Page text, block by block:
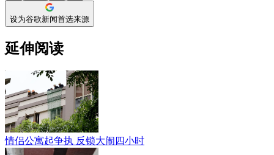
设为谷歌新闻首选来源
延伸阅读
情侣公寓起争执 反锁大闹四小时